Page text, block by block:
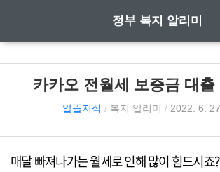
정부 복지 알리미
카카오 전월세 보증금 대출
알뜰지식 / 복지 알리미 / 2022. 6.
매달 빠져나가는 월세로 인해 많이 힘드시죠